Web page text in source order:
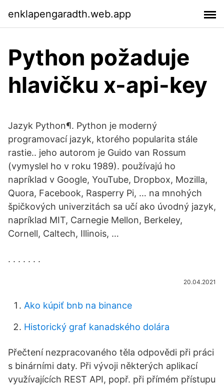
enklapengaradth.web.app
Python požaduje
hlavičku x-api-key
Jazyk Python¶. Python je moderný
programovací jazyk, ktorého popularita stále
rastie.. jeho autorom je Guido van Rossum
(vymyslel ho v roku 1989). používajú ho
napríklad v Google, YouTube, Dropbox, Mozilla,
Quora, Facebook, Rasperry Pi, … na mnohých
špičkových univerzitách sa učí ako úvodný jazyk,
napríklad MIT, Carnegie Mellon, Berkeley,
Cornell, Caltech, Illinois, …
. . . . . . .
20.04.2021
Ako kúpiť bnb na binance
Historický graf kanadského dolára
Přečtení nezpracovaného těla odpovědi při práci
s binárními daty. Při vývoji některých aplikací
využívajících REST API, popř. při přímém přístupu